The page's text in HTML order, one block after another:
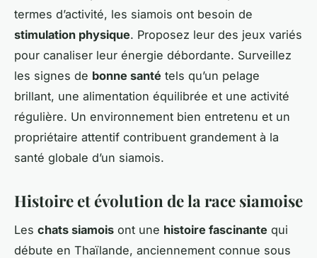
termes d’activité, les siamois ont besoin de
stimulation physique. Proposez leur des jeux variés
pour canaliser leur énergie débordante. Surveillez
les signes de bonne santé tels qu’un pelage
brillant, une alimentation équilibrée et une activité
régulière. Un environnement bien entretenu et un
propriétaire attentif contribuent grandement à la
santé globale d’un siamois.
Histoire et évolution de la race siamoise
Les chats siamois ont une histoire fascinante qui
débute en Thaïlande, anciennement connue sous